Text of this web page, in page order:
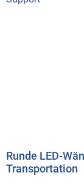
Runde LED-
Transportation